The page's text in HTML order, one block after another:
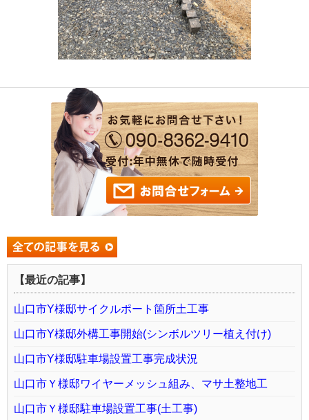
【最近の記事】
山口市Y様邸サイクルポート箇所土工事
山口市Y様邸外構工事開始(シンボルツリー植え付け)
山口市Y様邸駐車場設置工事完成状況
山口市Ｙ様邸ワイヤーメッシュ組み、マサ土整地工
山口市Ｙ様邸駐車場設置工事(土工事)